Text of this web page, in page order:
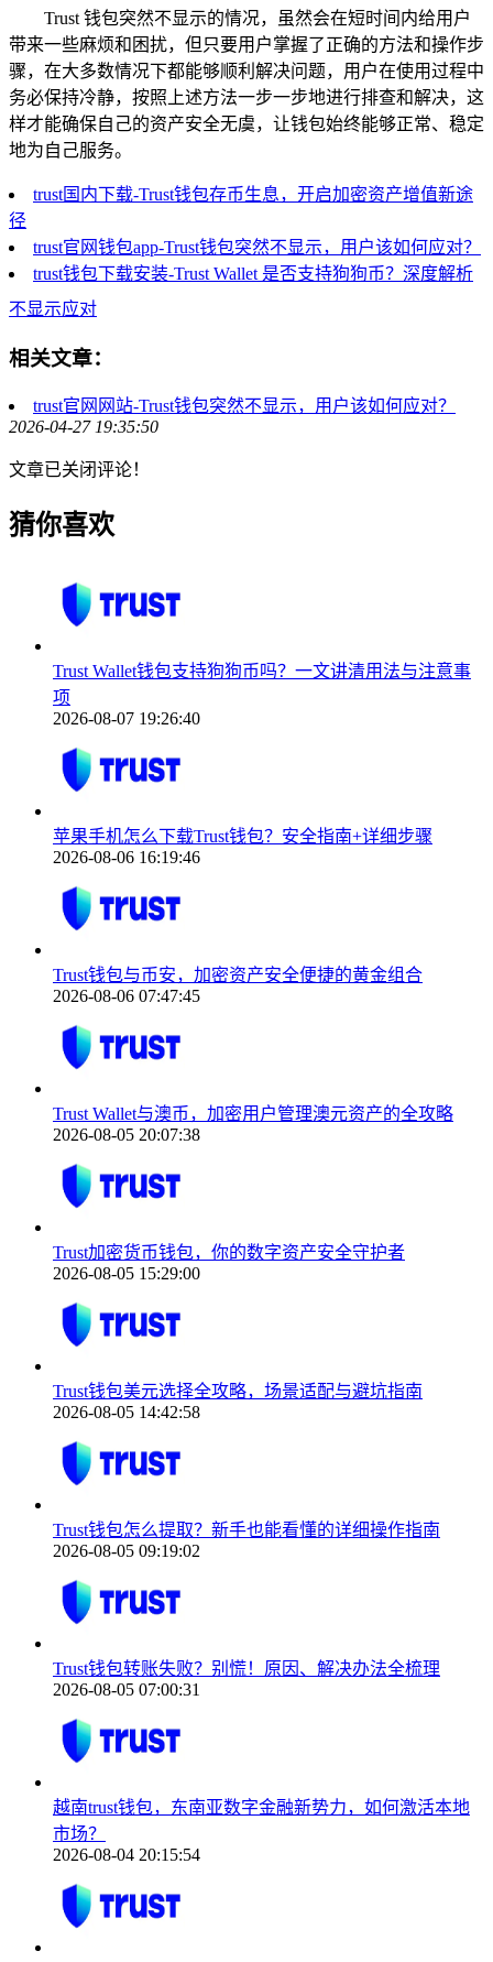
Trust 钱包突然不显示的情况，虽然会在短时间内给用户
带来一些麻烦和困扰，但只要用户掌握了正确的方法和操作步
骤，在大多数情况下都能够顺利解决问题，用户在使用过程中
务必保持冷静，按照上述方法一步一步地进行排查和解决，这
样才能确保自己的资产安全无虞，让钱包始终能够正常、稳定
地为自己服务。
trust国内下载-Trust钱包存币生息，开启加密资产增值新途
径
trust官网钱包app-Trust钱包突然不显示，用户该如何应对？
trust钱包下载安装-Trust Wallet 是否支持狗狗币？深度解析
不显示应对
相关文章：
trust官网网站-Trust钱包突然不显示，用户该如何应对？
2026-04-27 19:35:50
文章已关闭评论！
猜你喜欢
Trust Wallet钱包支持狗狗币吗？一文讲清用法与注意事
项
2026-08-07 19:26:40
苹果手机怎么下载Trust钱包？安全指南+详细步骤
2026-08-06 16:19:46
Trust钱包与币安，加密资产安全便捷的黄金组合
2026-08-06 07:47:45
Trust Wallet与澳币，加密用户管理澳元资产的全攻略
2026-08-05 20:07:38
Trust加密货币钱包，你的数字资产安全守护者
2026-08-05 15:29:00
Trust钱包美元选择全攻略，场景适配与避坑指南
2026-08-05 14:42:58
Trust钱包怎么提取？新手也能看懂的详细操作指南
2026-08-05 09:19:02
Trust钱包转账失败？别慌！原因、解决办法全梳理
2026-08-05 07:00:31
越南trust钱包，东南亚数字金融新势力，如何激活本地
市场？
2026-08-04 20:15:54